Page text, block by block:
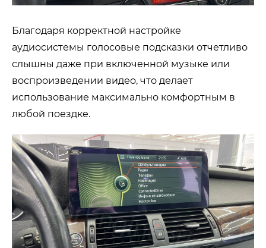
Благодаря корректной настройке
аудиосистемы голосовые подсказки отчетливо
слышны даже при включенной музыке или
воспроизведении видео, что делает
использование максимально комфортным в
любой поездке.